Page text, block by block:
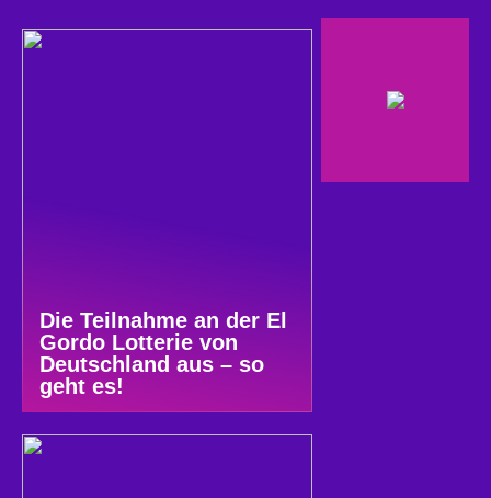
Die Teilnahme an der El
Gordo Lotterie von
Deutschland aus – so
geht es!